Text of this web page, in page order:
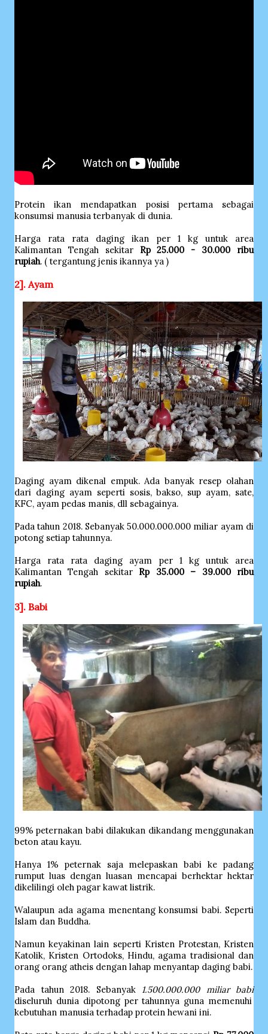
Protein ikan mendapatkan posisi pertama sebagai
konsumsi manusia terbanyak di dunia.
Harga rata rata daging ikan per 1 kg untuk area
Kalimantan Tengah sekitar Rp 25.000 - 30.000 ribu
rupiah. ( tergantung jenis ikannya ya )
2]. Ayam
Daging ayam dikenal empuk. Ada banyak resep olahan
dari daging ayam seperti sosis, bakso, sup ayam, sate,
KFC, ayam pedas manis, dll sebagainya.
Pada tahun 2018. Sebanyak 50.000.000.000 miliar ayam di
potong setiap tahunnya.
Harga rata rata daging ayam per 1 kg untuk area
Kalimantan Tengah sekitar Rp 35.000 – 39.000 ribu
rupiah.
3]. Babi
99% peternakan babi dilakukan dikandang menggunakan
beton atau kayu.
Hanya 1% peternak saja melepaskan babi ke padang
rumput luas dengan luasan mencapai berhektar hektar
dikelilingi oleh pagar kawat listrik.
Walaupun ada agama menentang konsumsi babi. Seperti
Islam dan Buddha.
Namun keyakinan lain seperti Kristen Protestan, Kristen
Katolik, Kristen Ortodoks, Hindu, agama tradisional dan
orang orang atheis dengan lahap menyantap daging babi.
Pada tahun 2018. Sebanyak
1.500.000.000 miliar babi
diseluruh dunia dipotong per tahunnya guna memenuhi
kebutuhan manusia terhadap protein hewani ini.